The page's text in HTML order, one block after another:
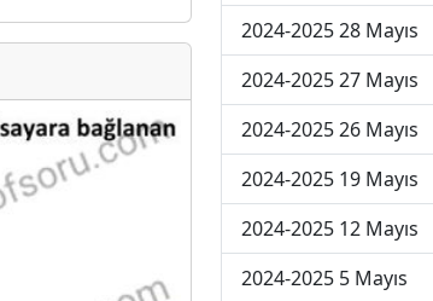
2024-2025 28 Mayıs
2024-2025 27 Mayıs
2024-2025 26 Mayıs
2024-2025 19 Mayıs
2024-2025 12 Mayıs
2024-2025 5 Mayıs